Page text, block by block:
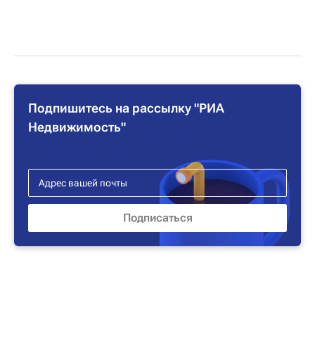
Подпишитесь на рассылку "РИА
Недвижимость"